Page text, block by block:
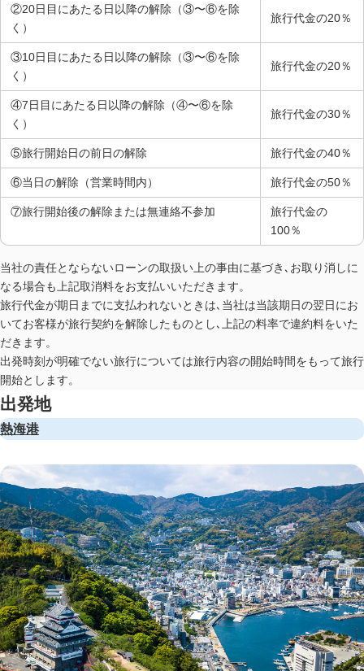
②20日目にあたる日以降の解除（③〜⑥を除
く）
旅行代金の20％
③10日目にあたる日以降の解除（③〜⑥を除
く）
旅行代金の20％
④7日目にあたる日以降の解除（④〜⑥を除
く）
旅行代金の30％
⑤旅行開始日の前日の解除 旅行代金の40％
⑥当日の解除（営業時間内） 旅行代金の50％
⑦旅行開始後の解除または無連絡不参加
旅行代金の
100％
当社の責任とならないローンの取扱い上の事由に基づき､お取り消しに
なる場合も上記取消料をお支払いいただきます。
旅行代金が期日までに支払われないときは､当社は当該期日の翌日にお
いてお客様が旅行契約を解除したものとし､上記の料率で違約料をいた
だきます。
出発時刻が明確でない旅行については旅行内容の開始時間をもって旅行
開始とします。
出発地
熱海港